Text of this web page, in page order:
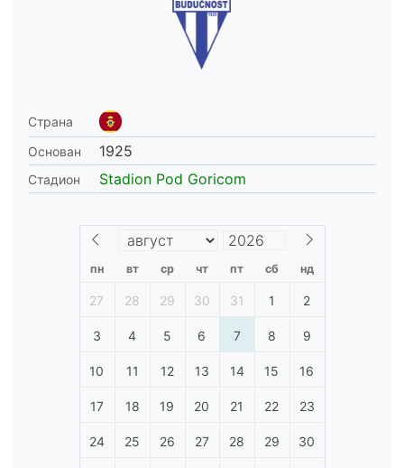
Страна
Основан
1925
Стадион Stadion Pod Goricom
пн вт ср чт пт сб нд
27 28 29 30 31 1 2
3 4 5 6 7 8 9
10 11 12 13 14 15 16
17 18 19 20 21 22 23
24 25 26 27 28 29 30